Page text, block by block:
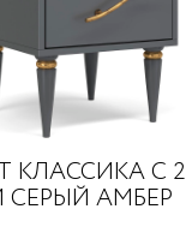
КЛАССИКА С 2
АМБЕР